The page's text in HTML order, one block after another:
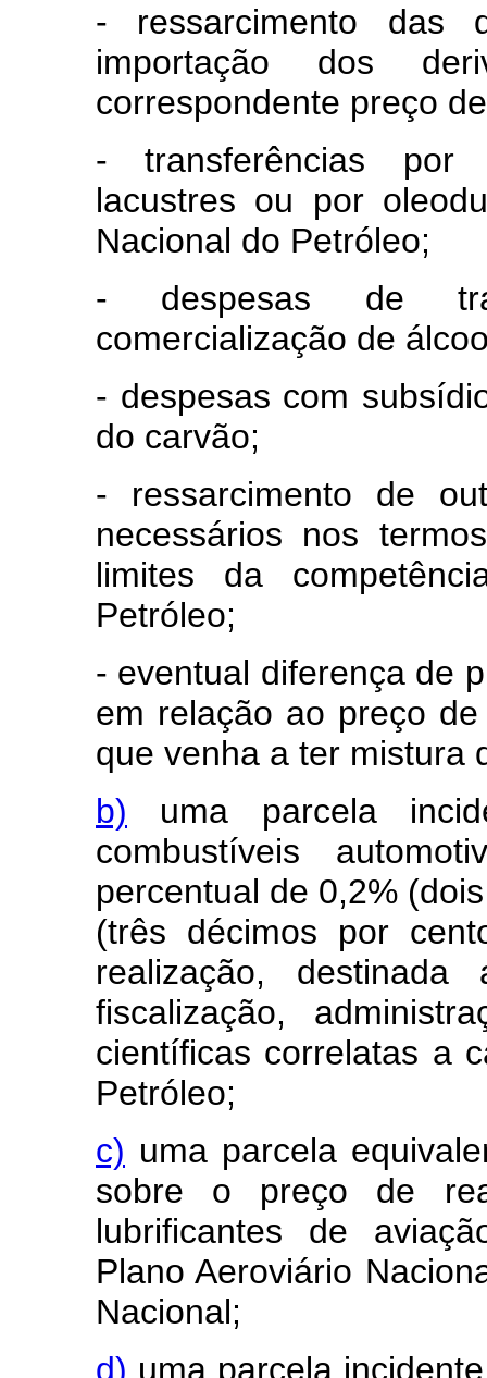
- ressarcimento das
importação dos
correspondente preço
- transferências por
lacustres ou por
Nacional do Petróleo;
- despesas de
comercialização de
- despesas com
do carvão;
- ressarcimento de
necessários nos
limites da
Petróleo;
- eventual diferença de
em relação ao preço
que venha a ter mistura
b) uma parcela
combustíveis
percentual de 0,2%
(três décimos por
realização,
fiscalização,
científicas correlatas a
Petróleo;
c) uma parcela
sobre o preço de
lubrificantes de
Plano Aeroviário
Nacional;
d) uma parcela